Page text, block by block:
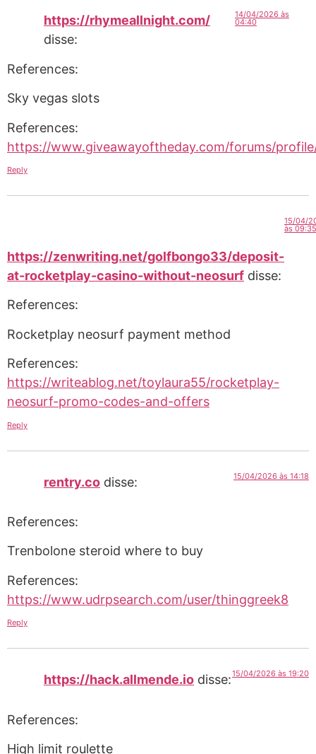
https://rhymeallnight.com/
disse:
14/04/2026 às
04:40
References:
Sky vegas slots
References:
https://www.giveawayoftheday.com/forums/
Reply
https://zenwriting.net/golfbongo33/deposit-
at-rocketplay-casino-without-neosurf disse:
15/04/
às 09:35
References:
Rocketplay neosurf payment method
References:
https://writeablog.net/toylaura55/rocketplay-
neosurf-promo-codes-and-offers
Reply
rentry.co disse: 15/04/2026 às 14:18
References:
Trenbolone steroid where to buy
References:
https://www.udrpsearch.com/user/thinggreek8
Reply
https://hack.allmende.io disse:15/04/2026 às 19:20
References:
High limit roulette